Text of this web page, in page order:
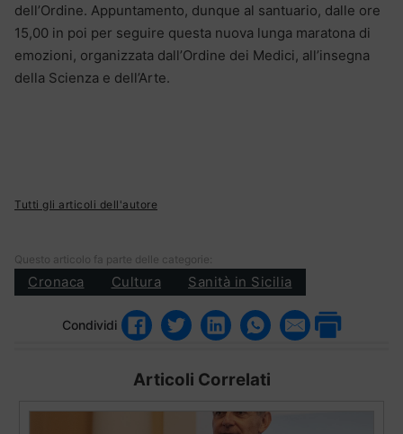
dell’Ordine. Appuntamento, dunque al santuario, dalle ore
15,00 in poi per seguire questa nuova lunga maratona di
emozioni, organizzata dall’Ordine dei Medici, all’insegna
della Scienza e dell’Arte.
Tutti gli articoli dell'autore
Questo articolo fa parte delle categorie:
Cronaca Cultura Sanità in Sicilia
Condividi
Articoli Correlati